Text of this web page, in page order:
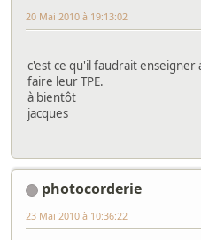
20 Mai 2010 à 19:13:02
c'est ce qu'il faudrait
faire leur TPE.
à bientôt
jacques
photocorderie
23 Mai 2010 à 10:36:22